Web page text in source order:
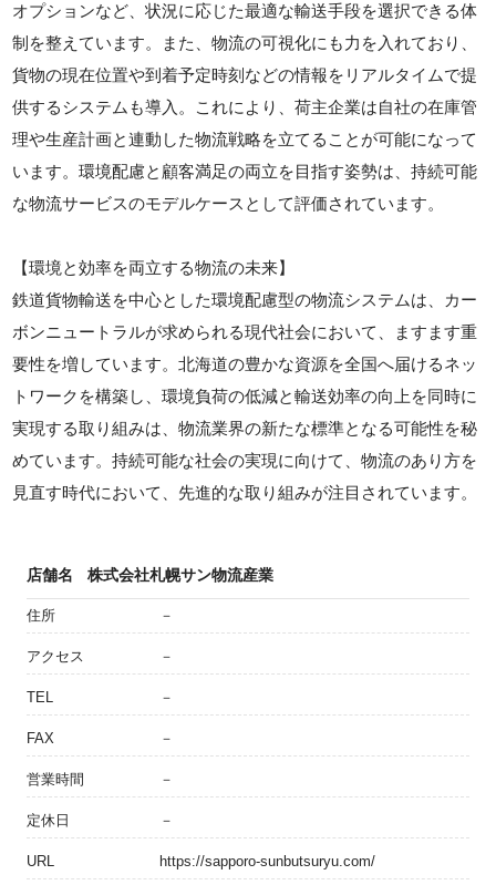
オプションなど、状況に応じた最適な輸送手段を選択できる体
制を整えています。また、物流の可視化にも力を入れており、
貨物の現在位置や到着予定時刻などの情報をリアルタイムで提
供するシステムも導入。これにより、荷主企業は自社の在庫管
理や生産計画と連動した物流戦略を立てることが可能になって
います。環境配慮と顧客満足の両立を目指す姿勢は、持続可能
な物流サービスのモデルケースとして評価されています。
【環境と効率を両立する物流の未来】
鉄道貨物輸送を中心とした環境配慮型の物流システムは、カー
ボンニュートラルが求められる現代社会において、ますます重
要性を増しています。北海道の豊かな資源を全国へ届けるネッ
トワークを構築し、環境負荷の低減と輸送効率の向上を同時に
実現する取り組みは、物流業界の新たな標準となる可能性を秘
めています。持続可能な社会の実現に向けて、物流のあり方を
見直す時代において、先進的な取り組みが注目されています。
店舗名 株式会社札幌サン物流産業
住所 －
アクセス －
TEL －
FAX －
営業時間 －
定休日 －
URL https://sapporo-sunbutsuryu.com/